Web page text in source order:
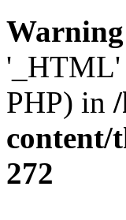
Warning
'_HTML'
PHP) in
content/
272